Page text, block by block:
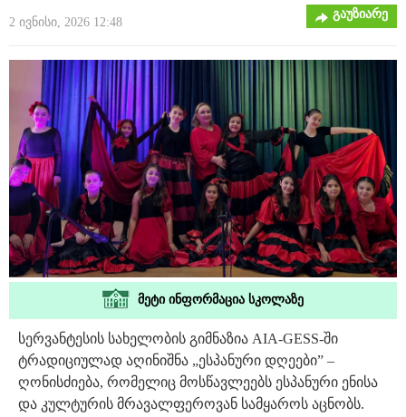
2 ივნისი, 2026 12:48
გაუზიარე
მეტი ინფორმაცია სკოლაზე
სერვანტესის სახელობის გიმნაზია AIA-GESS-ში
ტრადიციულად აღინიშნა „ესპანური დღეები” –
ღონისძიება, რომელიც მოსწავლეებს ესპანური ენისა
და კულტურის მრავალფეროვან სამყაროს აცნობს.